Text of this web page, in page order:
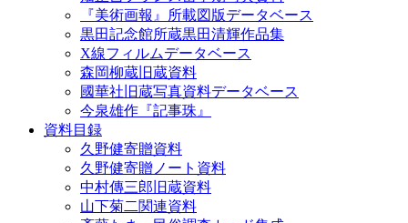
『美術画報』所載図版データベース
黒田記念館所蔵黒田清輝作品集
X線フィルムデータベース
森岡柳蔵旧蔵資料
國華社旧蔵写真資料データベース
今泉雄作『記事珠』
資料目録
久野健寄贈資料
久野健寄贈ノート資料
中村傳三郎旧蔵資料
山下菊二関連資料